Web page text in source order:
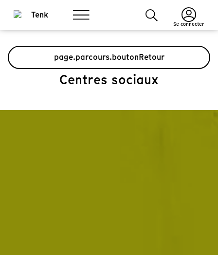
Se connecter
page.parcours.boutonRetour
Centres sociaux